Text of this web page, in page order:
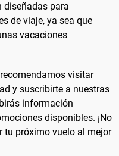
diseñadas para
de viaje, ya sea que
vacaciones
visitar
y suscribirte a nuestras
información
disponibles. ¡No
tu próximo vuelo al mejor